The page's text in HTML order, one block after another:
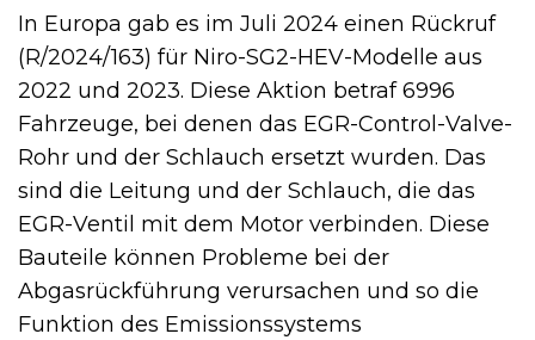
In Europa gab es im Juli 2024 einen Rückruf
(R/2024/163) für Niro-SG2-HEV-Modelle aus
2022 und 2023. Diese Aktion betraf 6996
Fahrzeuge, bei denen das EGR-Control-Valve-
Rohr und der Schlauch ersetzt wurden. Das
sind die Leitung und der Schlauch, die das
EGR-Ventil mit dem Motor verbinden. Diese
Bauteile können Probleme bei der
Abgasrückführung verursachen und so die
Funktion des Emissionssystems